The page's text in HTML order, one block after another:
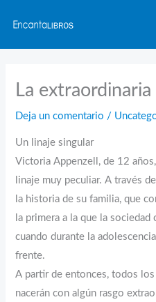
contenido
La extraordinaria
Deja un comentario /
Un linaje singular
Victoria Appenzell, de 12
linaje muy peculiar. A través
la historia de su familia, que
la primera a la que la
cuando durante la
frente.
A partir de entonces, todos
nacerán con algún rasgo